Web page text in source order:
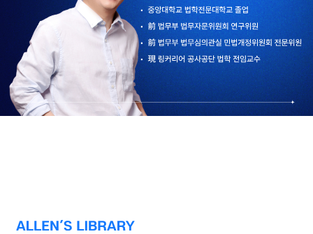
알렌의 서재 소개 페이지로 이동